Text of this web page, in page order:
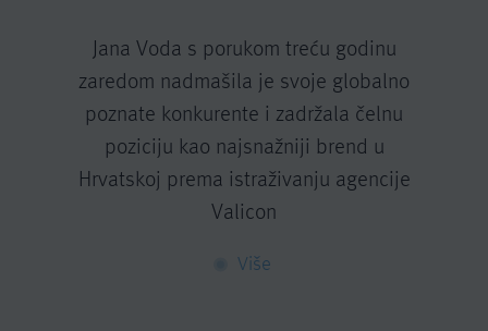
Jana Voda s porukom treću godinu
zaredom nadmašila je svoje globalno
poznate konkurente i zadržala čelnu
poziciju kao najsnažniji brend u
Hrvatskoj prema istraživanju agencije
Valicon
Više